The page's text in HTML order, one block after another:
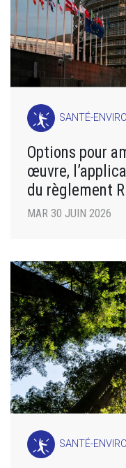
SANTÉ-
Options pour
œuvre,
du règlement
MAR 30 JUIN 2026
SANTÉ-